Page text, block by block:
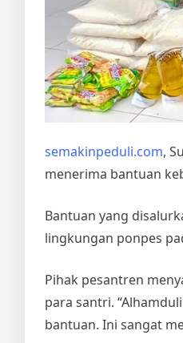
semakinpeduli.com,
menerima bantuan
Bantuan yang
lingkungan ponpes
Pihak pesantren
para santri.
bantuan. Ini sangat